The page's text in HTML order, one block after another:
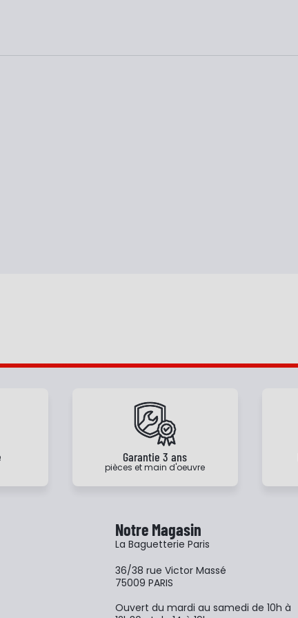
Garantie 3 ans
pièces et main d'oeuvre
Notre Magasin
La Baguetterie Paris
36/38 rue Victor Massé
75009 PARIS
Ouvert du mardi au samedi de 10h à